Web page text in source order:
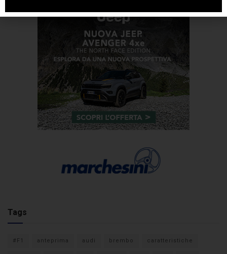
Tags
#F1 anteprima audi brembo caratteristiche